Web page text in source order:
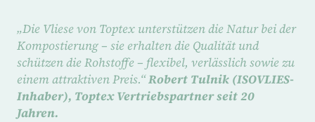
„Die Vliese von Toptex unterstützen die Natur bei der
Kompostierung – sie erhalten die Qualität und
schützen die Rohstoffe – flexibel, verlässlich sowie zu
einem attraktiven Preis.“Robert Tulnik (ISOVLIES-
Inhaber), Toptex Vertriebspartner seit 20
Jahren.